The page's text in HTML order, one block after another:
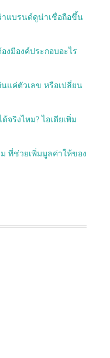
แบรนด์ดูน่าเชื่อถือขึ้น
มีองค์ประกอบอะไร
แค่ตัวเลข หรือเปลี่ยน
ริงไหม? ไอเดียเพิ่ม
ที่ช่วยเพิ่มมูลค่าให้ของ